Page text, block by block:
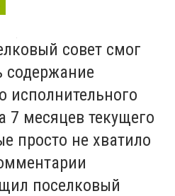
совет смог
содержание
исполнительного
7 месяцев текущего
просто не хватило
поселковый